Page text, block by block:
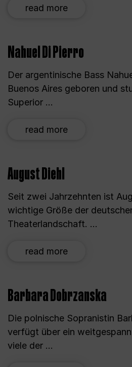
read more
Nahuel Di Pierro
Der argentinische Bass
Buenos Aires geboren und
Superior ...
read more
August Diehl
Seit zwei Jahrzehnten ist
wichtige Größe der
Theaterlandschaft. ...
read more
Barbara Dobrzanska
Die polnische Sopranistin
verfügt über ein
viele der ...